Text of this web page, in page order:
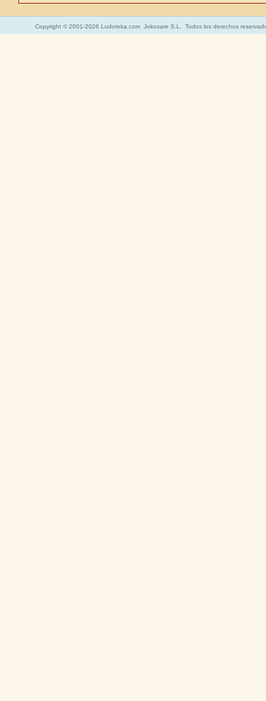
Copyright © 2001-2026 Ludoteka.com Jokosare S.L. Todos los derechos